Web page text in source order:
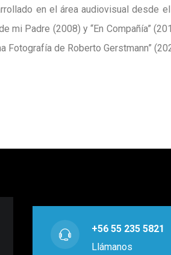
en el área audiovisual desde
mi Padre (2008) y “En Compañía”
Fotografía de Roberto Gerstmann”
+56 55 235 5821
Llámanos